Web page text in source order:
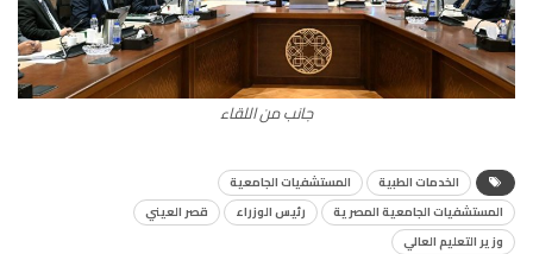
جانب من اللقاء
الخدمات الطبية
المستشفيات الجامعية
المستشفيات الجامعية المصرية
رئيس الوزراء
قصر العيني
وزير التعليم العالي